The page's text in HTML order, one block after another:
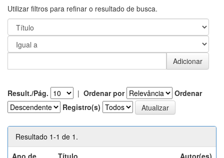
Utilizar filtros para refinar o resultado de busca.
Result./Pág. | Ordenar por
Ordenar
Registro(s)
Resultado 1-1 de 1.
Ano de
Título Autor(es)